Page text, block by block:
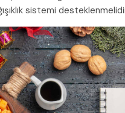
sistemi